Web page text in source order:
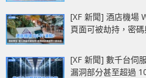
[XF 新聞] 酒店機場
頁面可被劫持，密
[XF 新聞] 數千台伺
漏洞部分甚至超過